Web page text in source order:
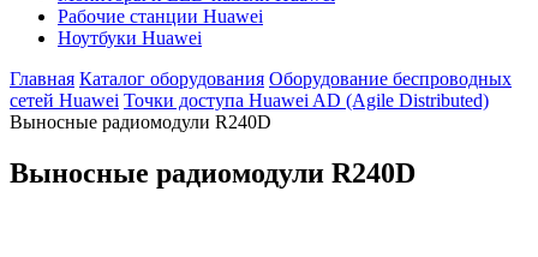
Рабочие станции Huawei
Ноутбуки Huawei
Главная Каталог оборудования Оборудование беспроводных
сетей Huawei Точки доступа Huawei AD (Agile Distributed)
Выносные радиомодули R240D
Выносные радиомодули R240D